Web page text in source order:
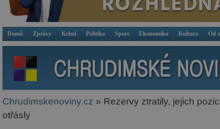
Domů Zprávy Krimi Politika Sport Ekonomika Kultura Od
Chrudimskenoviny.cz » Rezervy ztratily, jejich
otřásly